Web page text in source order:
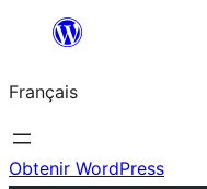
contenu
Français
Obtenir WordPress